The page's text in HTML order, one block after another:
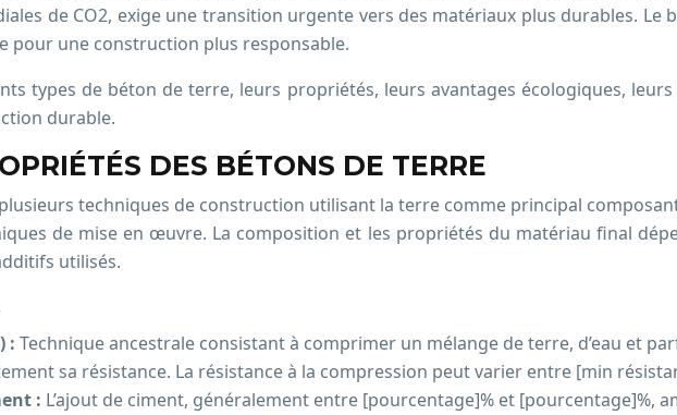
de CO2, exige une transition urgente vers des matériaux plus durables.
pour une construction plus responsable.
types de béton de terre, leurs propriétés, leurs avantages écologiques,
durable.
DES BÉTONS DE TERRE
techniques de construction utilisant la terre comme principal
de mise en œuvre. La composition et les propriétés du matériau final
utilisés.
: Technique ancestrale consistant à comprimer un mélange de terre, d’eau et
sa résistance. La résistance à la compression peut varier entre [min
: L’ajout de ciment, généralement entre [pourcentage]% et [pourcentage]%,